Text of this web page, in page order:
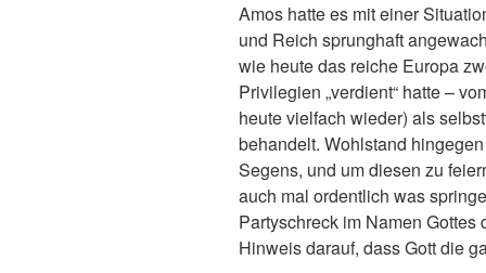
Amos hatte es mit einer
und Reich sprunghaft
wie heute das reiche Europa
Privilegien „verdient“ hatte –
heute vielfach wieder) als
behandelt. Wohlstand
Segens, und um diesen zu
auch mal ordentlich was
Partyschreck im Namen
Hinweis darauf, dass Gott die